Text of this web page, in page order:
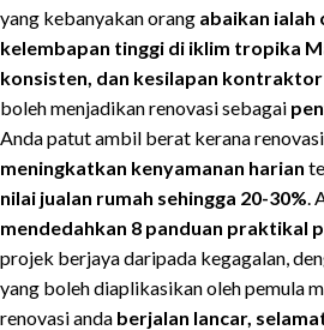
yang kebanyakan orang abaikan ialah
kelembapan tinggi di iklim tropika
konsisten, dan kesilapan
boleh menjadikan renovasi sebagai
Anda patut ambil berat kerana
meningkatkan kenyamanan harian
nilai jualan rumah sehingga 20-30%
mendedahkan 8 panduan praktikal
projek berjaya daripada kegagalan,
yang boleh diaplikasikan oleh pemula
renovasi anda berjalan lancar,